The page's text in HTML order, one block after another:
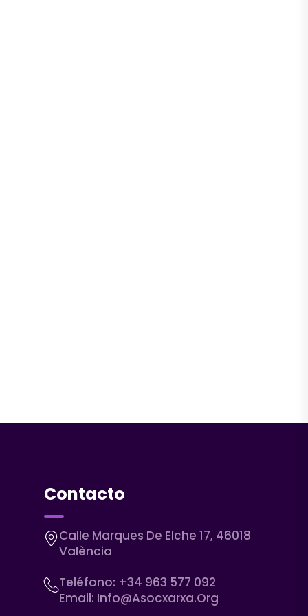
Contacto
Calle Marques De Elche 17, 46018
València
Teléfono: +34 963 577 092
Email: Info@asocxarxa.org